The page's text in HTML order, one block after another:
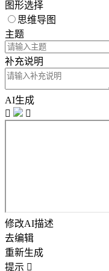
图形选择
思维导图
主题
补充说明
AI生成


修改AI描述
去编辑
重新生成
提示 